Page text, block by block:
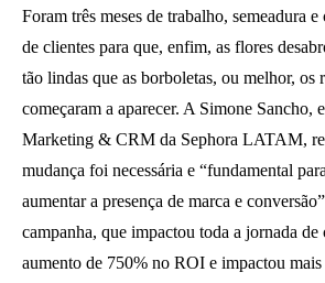
Foram três meses de trabalho, semeadura
de clientes para que, enfim, as flores
tão lindas que as borboletas, ou melhor, os
começaram a aparecer. A Simone Sancho,
Marketing & CRM da Sephora LATAM,
mudança foi necessária e “fundamental
aumentar a presença de marca e
campanha, que impactou toda a jornada
aumento de 750% no ROI e impactou